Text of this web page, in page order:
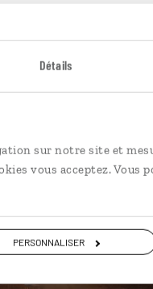
Détails
sur notre site et
vous acceptez. Vous
PERSONNALISER